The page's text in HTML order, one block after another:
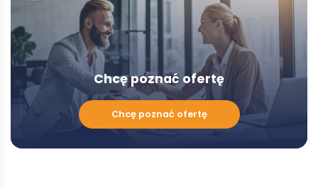
Chcę poznać ofertę
Chcę
Chcę poznać ofertę